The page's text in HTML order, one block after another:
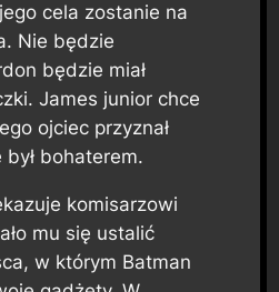
cela zostanie na
Nie będzie
będzie miał
James junior chce
ojciec przyznał
bohaterem.
komisarzowi
mu się ustalić
w którym Batman